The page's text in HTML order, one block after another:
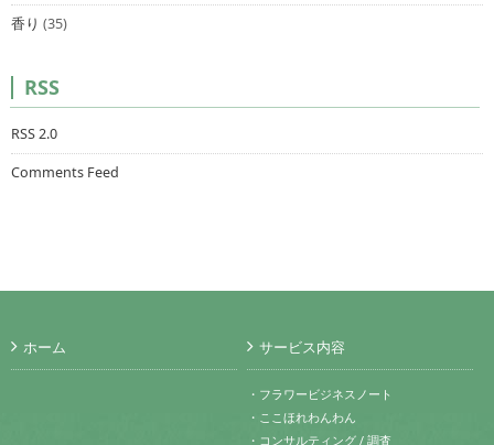
香り (35)
RSS
RSS 2.0
Comments Feed
ホーム サービス内容
・フラワービジネスノート
・ここほれわんわん
・コンサルティング / 調査